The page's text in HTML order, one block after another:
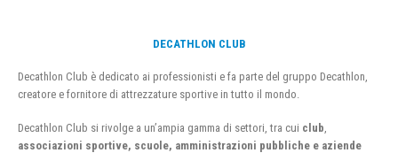
DECATHLON CLUB
Decathlon Club è dedicato ai professionisti e fa parte del gruppo Decathlon,
creatore e fornitore di attrezzature sportive in tutto il mondo.
Decathlon Club si rivolge a un’ampia gamma di settori, tra cui club
associazioni sportive, scuole, amministrazioni pubbliche e aziende